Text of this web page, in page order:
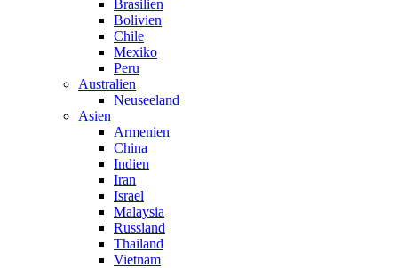
Brasilien
Bolivien
Chile
Mexiko
Peru
Australien
Neuseeland
Asien
Armenien
China
Indien
Iran
Israel
Malaysia
Russland
Thailand
Vietnam